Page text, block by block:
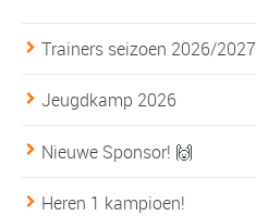
Trainers seizoen 2026/2027
Jeugdkamp 2026
Nieuwe Sponsor! 🙌
Heren 1 kampioen!